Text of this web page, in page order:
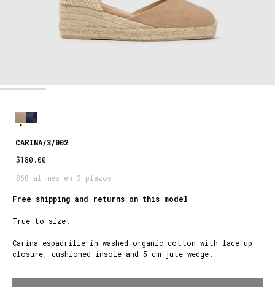
CARINA/3/002
$180.00
$60 al mes en 3 plazos
SAND
Free shipping and returns on this model
True to size.
Carina espadrille in washed organic cotton with lace-up
closure, cushioned insole and 5 cm jute wedge.